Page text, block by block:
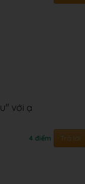
với ạ
4 điểm Trả lời